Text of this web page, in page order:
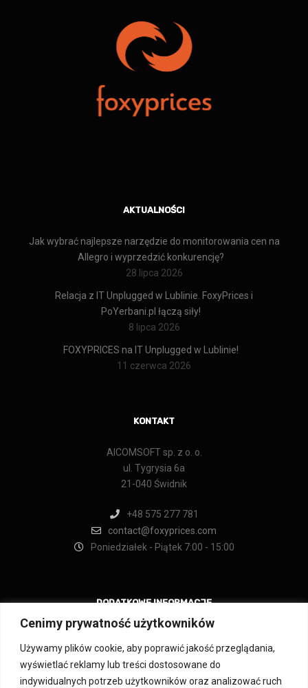
Cenimy prywatność użytkowników
Używamy plików cookie, aby poprawić jakość przeglądania,
wyświetlać reklamy lub treści dostosowane do
indywidualnych potrzeb użytkowników oraz analizować ruch
AKTUALNOŚCI
Jak wybrać najlepsze narzędzie do monitorowania cen na
Allegro i wyprzedzić konkurencję?
28 lipca 2026
Relacja z IT Unplugged w Lublinie. FoxyPrices i
PoYerbani.pl łączą siły!
8 lipca 2026
FOXYPRICES na IT Unplugged w Lublinie!
11 czerwca 2026
KONTAKT
AICOMSOFT sp. z o. o.
ul. Tygrysia 6a
21-040 Świdnik
+48 575 277 781
contact@foxyprices.com
Poniedziałek - Piątek 7:00 - 15:00
DODATKOWE INFORMACJE
Regulamin
Regulamin świadczenia usługi newslettera
Regulamin aplikacji IdoSell
Polityka prywatności